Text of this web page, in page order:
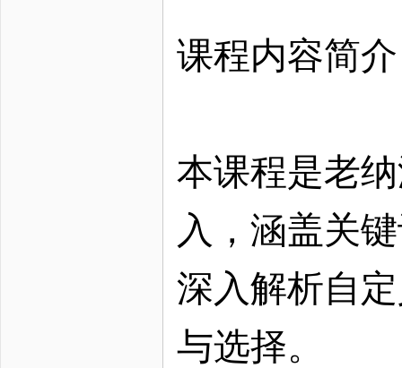
课程内容简介
本课程是老
入，涵盖关
深入解析自
与选择。